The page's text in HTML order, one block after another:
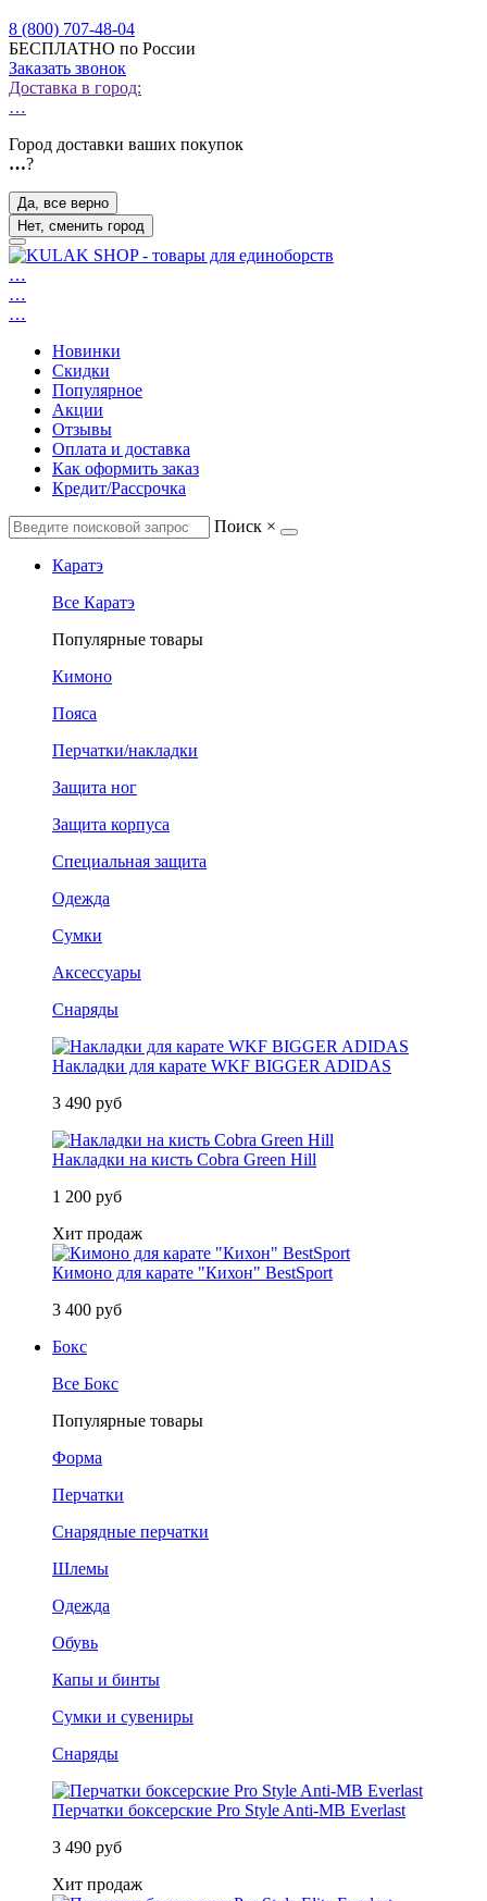
8 (800) 707-48-04
БЕСПЛАТНО по России
Заказать звонок
Доставка в город:
…
Город доставки ваших покупок
…?
Да, все верно
Нет, сменить город
…
…
…
Новинки
Скидки
Популярное
Акции
Отзывы
Оплата и доставка
Как оформить заказ
Кредит/Рассрочка
Поиск ×
Каратэ
Все Каратэ
Популярные товары
Кимоно
Пояса
Перчатки/накладки
Защита ног
Защита корпуса
Специальная защита
Одежда
Сумки
Аксессуары
Снаряды
Накладки для карате WKF BIGGER ADIDAS
3 490 руб
Накладки на кисть Cobra Green Hill
1 200 руб
Хит продаж
Кимоно для карате "Кихон" BestSport
3 400 руб
Бокс
Все Бокс
Популярные товары
Форма
Перчатки
Снарядные перчатки
Шлемы
Одежда
Обувь
Капы и бинты
Сумки и сувениры
Снаряды
Перчатки боксерские Pro Style Anti-MB Everlast
3 490 руб
Хит продаж